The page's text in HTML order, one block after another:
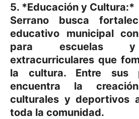
5. *Educación y Cultura:*
Serrano busca
educativo municipal
para escuelas y
extracurriculares que
la cultura. Entre sus
encuentra la
culturales y deportivos
toda la comunidad.